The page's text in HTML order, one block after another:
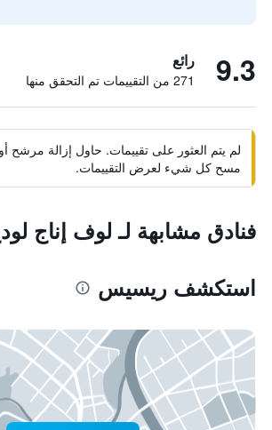
9.3 رائع
271 من التقييمات تم التحقق منها
لم يتم العثور على تقييمات. حاول إزالة مرشح
مسح كل شيء لعرض التقييمات.
فنادق مشابهة لـ لوف إناج
استكشف ريسيس